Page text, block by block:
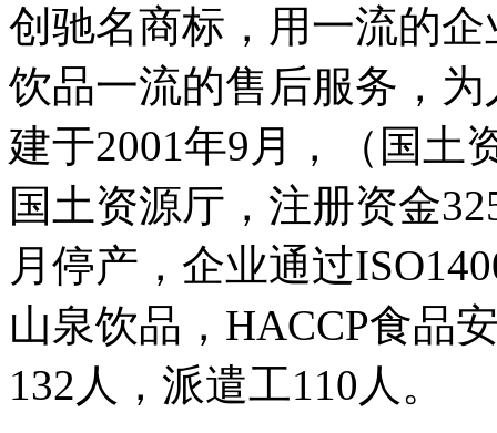
创驰名商标，用一流的
饮品一流的售后服务，
建于2001年9月，（国土
国土资源厅，注册资金
月停产，企业通过
山泉饮品，HACCP食品
132人，派遣工110人。